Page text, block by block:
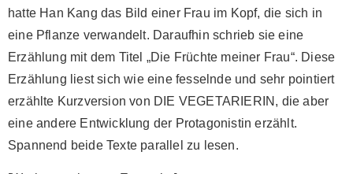
hatte Han Kang das Bild einer Frau im Kopf, die sich in
eine Pflanze verwandelt. Daraufhin schrieb sie eine
Erzählung mit dem Titel „Die Früchte meiner Frau“. Diese
Erzählung liest sich wie eine fesselnde und sehr pointiert
erzählte Kurzversion von DIE VEGETARIERIN, die aber
eine andere Entwicklung der Protagonistin erzählt.
Spannend beide Texte parallel zu lesen.